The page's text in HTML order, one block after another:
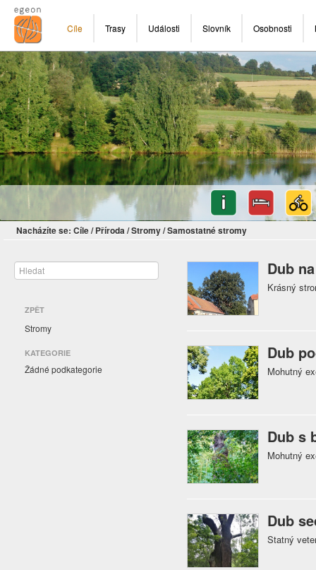
Cíle Trasy Události Slovník Osobnosti
Nacházíte se: Cíle/ Příroda/Stromy/Samostatné stromy
ZPĚT
Stromy
KATEGORIE
Žádné podkategorie
Dub
Krásný
Dub
Mohutný
Dub s
Mohutný
Dub
Statný